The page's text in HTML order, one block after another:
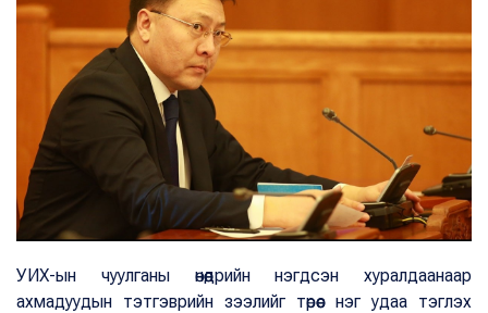
УИХ-ын чуулганы өнөөдрийн нэгдсэн хуралдаанаар
ахмадуудын тэтгэврийн зээлийг төрөөс нэг удаа тэглэх